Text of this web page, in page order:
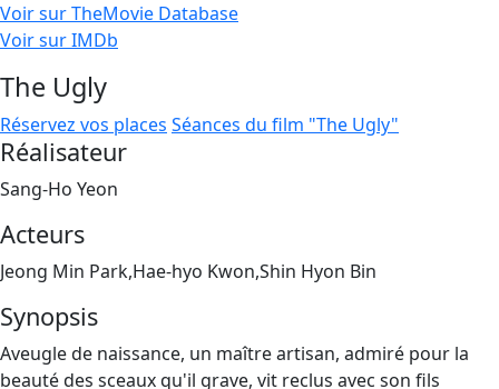
Voir sur TheMovie Database
Voir sur IMDb
The Ugly
Réservez vos places Séances du film "The Ugly"
Réalisateur
Sang-Ho Yeon
Acteurs
Jeong Min Park,Hae-hyo Kwon,Shin Hyon Bin
Synopsis
Aveugle de naissance, un maître artisan, admiré pour la
beauté des sceaux qu'il grave, vit reclus avec son fils